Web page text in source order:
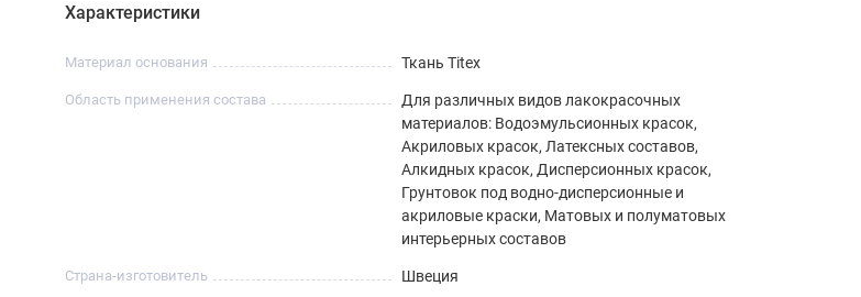
Характеристики
Материал основания Ткань Titex
Область применения состава
Для различных видов лакокрасочных
материалов: Водоэмульсионных красок,
Акриловых красок, Латексных составов,
Алкидных красок, Дисперсионных красок,
Грунтовок под водно-дисперсионные и
акриловые краски, Матовых и полуматовых
интерьерных составов
Страна-изготовитель Швеция